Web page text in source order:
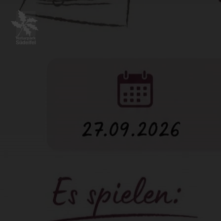
Zurück
zur
Startseite